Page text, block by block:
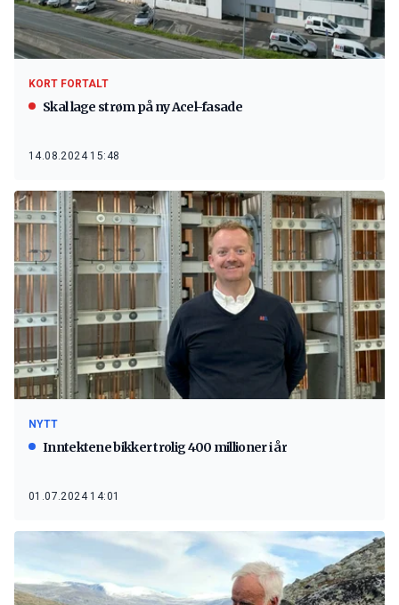
KORT FORTALT
Skal lage strøm på ny Acel-fasade
14.08.2024 15:48
NYTT
Inntektene bikker trolig 400 millioner i år
01.07.2024 14:01